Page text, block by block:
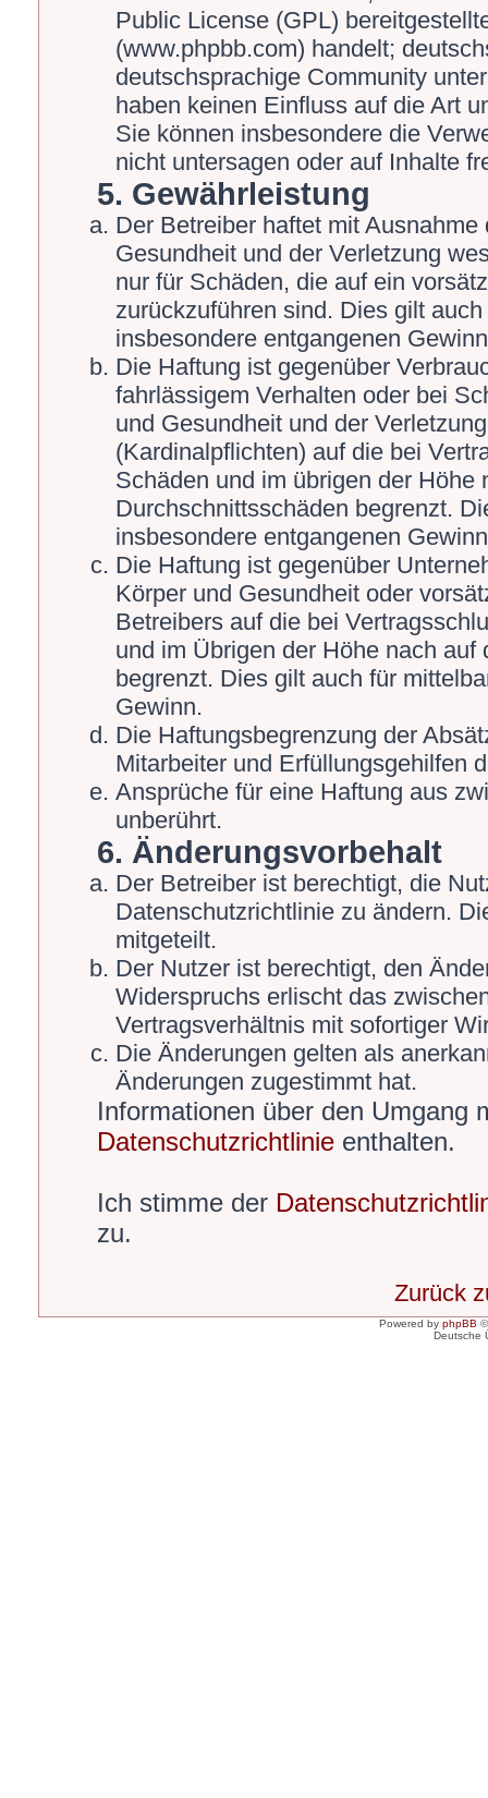
Public License (GPL)
(www.phpbb.com) handelt;
deutschsprachige Community
haben keinen Einfluss auf die Art
Sie können insbesondere die
nicht untersagen oder auf Inhalte
5. Gewährleistung
Der Betreiber haftet mit
Gesundheit und der Verletzung
nur für Schäden, die auf ein
zurückzuführen sind. Dies gilt
insbesondere entgangenen
Die Haftung ist gegenüber
fahrlässigem Verhalten oder bei
und Gesundheit und der
(Kardinalpflichten) auf die bei
Schäden und im übrigen der Höhe
Durchschnittsschäden begrenzt.
insbesondere entgangenen
Die Haftung ist gegenüber
Körper und Gesundheit oder
Betreibers auf die bei
und im Übrigen der Höhe nach
begrenzt. Dies gilt auch für
Gewinn.
Die Haftungsbegrenzung der
Mitarbeiter und Erfüllungsgehilfen
Ansprüche für eine Haftung aus
unberührt.
6. Änderungsvorbehalt
Der Betreiber ist berechtigt, die
Datenschutzrichtlinie zu ändern.
mitgeteilt.
Der Nutzer ist berechtigt, den
Widerspruchs erlischt das
Vertragsverhältnis mit sofortiger
Die Änderungen gelten als
Änderungen zugestimmt hat.
Informationen über den Umgang
Datenschutzrichtlinie enthalten.
Ich stimme der
zu.
Zurück
Powered by phpBB
Deutsche